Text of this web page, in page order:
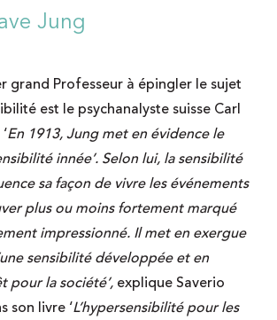
Jung
grand Professeur à épingler le sujet
est le psychanalyste suisse Carl
En 1913, Jung met en évidence le
innée’. Selon lui, la sensibilité
sa façon de vivre les événements
plus ou moins fortement marqué
impressionné. Il met en exergue
sensibilité développée et en
pour la société’,explique Saverio
son livre ‘L’hypersensibilité pour les